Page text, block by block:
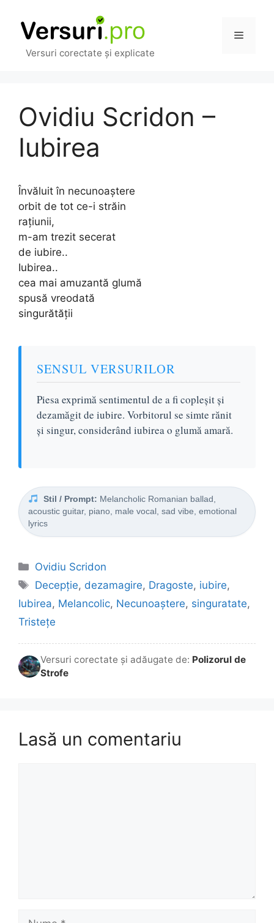
conținut
Versuri corectate și explicate
Meniu
Ovidiu Scridon –
Iubirea
Învăluit în necunoaștere
orbit de tot ce-i străin
rațiunii,
m-am trezit secerat
de iubire..
Iubirea..
cea mai amuzantă glumă
spusă vreodată
singurătății
SENSUL VERSURILOR
Piesa exprimă sentimentul de a fi copleșit și
dezamăgit de iubire. Vorbitorul se simte rănit
și singur, considerând iubirea o glumă amară.
Stil / Prompt: Melancholic Romanian ballad,
acoustic guitar, piano, male vocal, sad vibe, emotional
lyrics
Categorii
Ovidiu Scridon
Etichete
Decepție, dezamagire, Dragoste, iubire,
Iubirea, Melancolic, Necunoaștere, singuratate,
Tristețe
Versuri corectate și adăugate de: Polizorul de
Strofe
Lasă un comentariu
Nume